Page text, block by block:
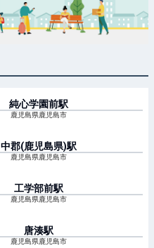
純心学園前駅
鹿児島県鹿児島市
中郡(鹿児島県)駅
鹿児島県鹿児島市
工学部前駅
鹿児島県鹿児島市
唐湊駅
鹿児島県鹿児島市